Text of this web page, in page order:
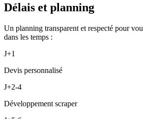
Délais et planning
Un planning transparent et respecté pour
dans les temps :
J+1
Devis personnalisé
J+2-4
Développement scraper